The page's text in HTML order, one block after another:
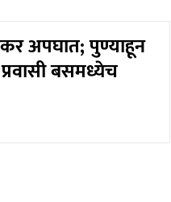
अपघात; पुण्याहून
बसमध्येच